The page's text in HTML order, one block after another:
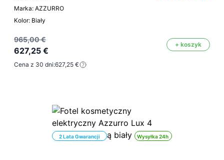
Marka: AZZURRO
Kolor: Biały
965,00 €
627,25 €
+ koszyk
Cena z 30 dni:627,25 €
Wysyłka 24h
2 Lata Gwarancji